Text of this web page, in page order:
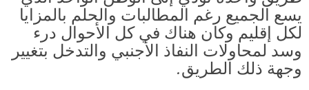
يسع الجميع رغم المطالبات والحلم بالمزايا
لكل إقليم وكان هناك في كل الأحوال درء
وسد لمحاولات النفاذ الأجنبي والتدخل بتغيير
وجهة ذلك الطريق.